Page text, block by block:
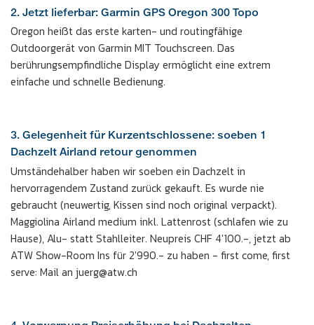
2. Jetzt lieferbar: Garmin GPS Oregon 300 Topo
Oregon heißt das erste karten- und routingfähige
Outdoorgerät von Garmin MIT Touchscreen. Das
berührungsempfindliche Display ermöglicht eine extrem
einfache und schnelle Bedienung.
3. Gelegenheit für Kurzentschlossene: soeben 1
Dachzelt Airland retour genommen
Umständehalber haben wir soeben ein Dachzelt in
hervorragendem Zustand zurück gekauft. Es wurde nie
gebraucht (neuwertig, Kissen sind noch original verpackt).
Maggiolina Airland medium inkl. Lattenrost (schlafen wie zu
Hause), Alu- statt Stahlleiter. Neupreis CHF 4'100.-, jetzt ab
ATW Show-Room Ins für 2'990.- zu haben - first come, first
serve: Mail an juerg@atw.ch